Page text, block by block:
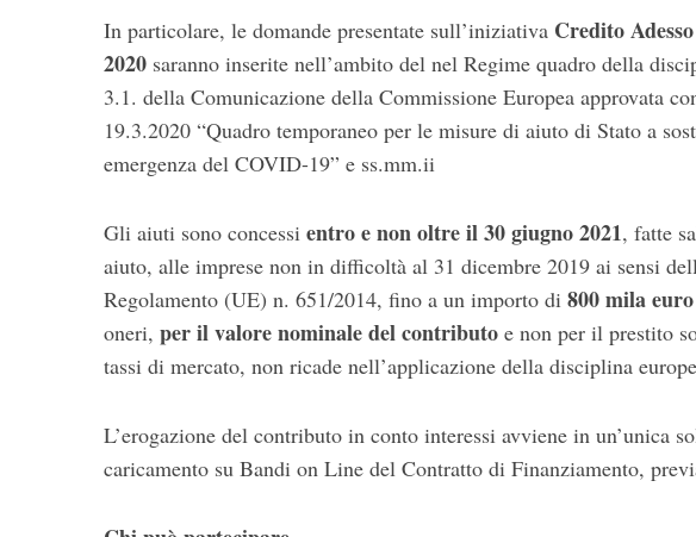
In particolare, le domande presentate sull’iniziativa Credito
2020 saranno inserite nell’ambito del nel Regime quadro della
3.1. della Comunicazione della Commissione Europea approvata
19.3.2020 “Quadro temporaneo per le misure di aiuto di Stato a
emergenza del COVID-19” e ss.mm.ii
Gli aiuti sono concessi entro e non oltre il 30 giugno 2021, fatte
aiuto, alle imprese non in difficoltà al 31 dicembre 2019 ai sensi
Regolamento (UE) n. 651/2014, fino a un importo di 800 mila
oneri, per il valore nominale del contributo e non per il prestito
tassi di mercato, non ricade nell’applicazione della disciplina
L’erogazione del contributo in conto interessi avviene in un’unica
caricamento su Bandi on Line del Contratto di Finanziamento,